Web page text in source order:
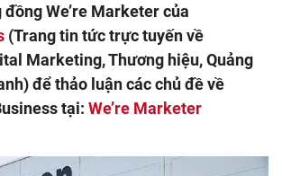
We’re Marketer của
(Trang tin tức trực tuyến về
Marketing, Thương hiệu, Quảng
để thảo luận các chủ đề về
tại: We’re Marketer